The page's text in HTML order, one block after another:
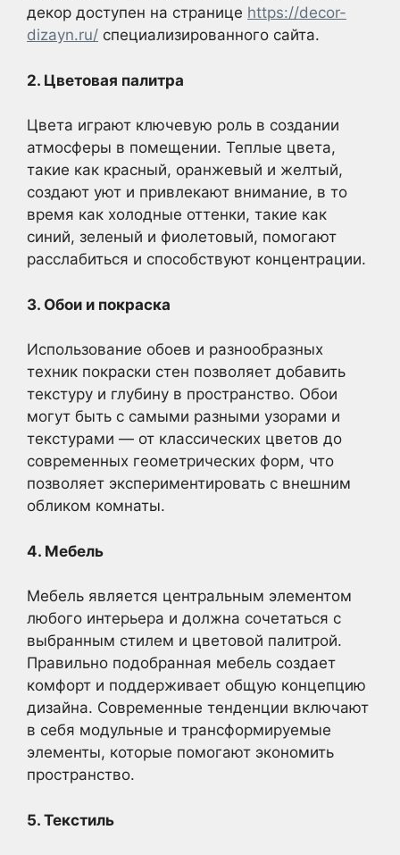
декор доступен на странице https://decor-
dizayn.ru/ специализированного сайта.
2. Цветовая палитра
Цвета играют ключевую роль в создании
атмосферы в помещении. Теплые цвета,
такие как красный, оранжевый и желтый,
создают уют и привлекают внимание, в то
время как холодные оттенки, такие как
синий, зеленый и фиолетовый, помогают
расслабиться и способствуют концентрации.
3. Обои и покраска
Использование обоев и разнообразных
техник покраски стен позволяет добавить
текстуру и глубину в пространство. Обои
могут быть с самыми разными узорами и
текстурами — от классических цветов до
современных геометрических форм, что
позволяет экспериментировать с внешним
обликом комнаты.
4. Мебель
Мебель является центральным элементом
любого интерьера и должна сочетаться с
выбранным стилем и цветовой палитрой.
Правильно подобранная мебель создает
комфорт и поддерживает общую концепцию
дизайна. Современные тенденции включают
в себя модульные и трансформируемые
элементы, которые помогают экономить
пространство.
5. Текстиль